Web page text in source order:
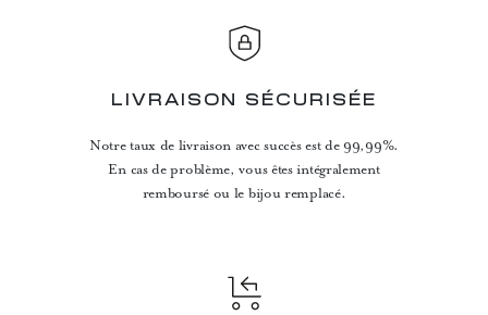
LIVRAISON SÉCURISÉE
Notre taux de livraison avec succès est de 99,99%.
En cas de problème, vous êtes intégralement
remboursé ou le bijou remplacé.